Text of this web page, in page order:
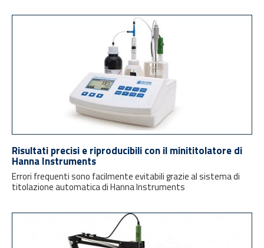
Risultati precisi e riproducibili con il minititolatore di
Hanna Instruments
Errori frequenti sono facilmente evitabili grazie al sistema di
titolazione automatica di Hanna Instruments